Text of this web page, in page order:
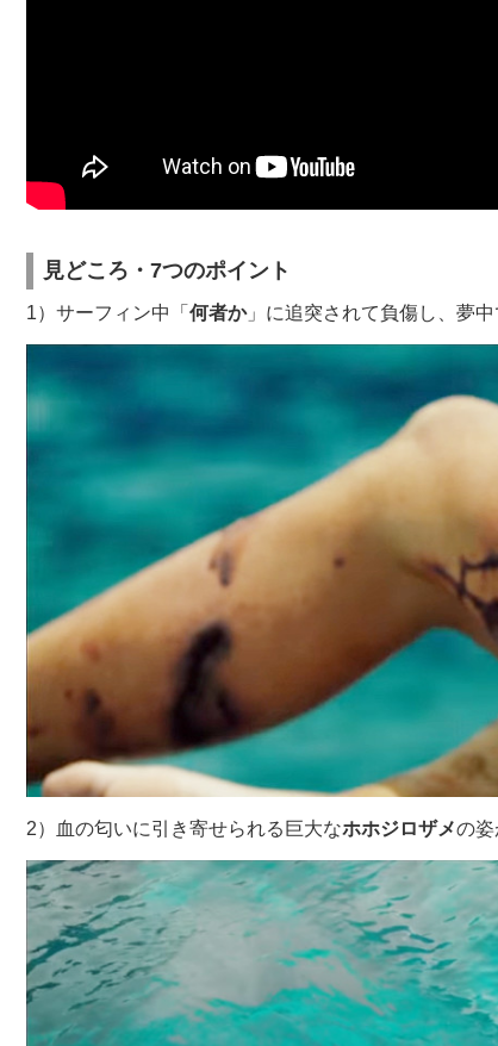
見どころ・7つのポイント
1）サーフィン中「 何者か」に追突されて負傷し、夢
2）血の匂いに引き寄せられる巨大なホホジロザメの